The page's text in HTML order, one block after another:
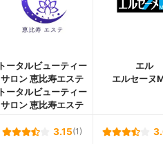
トータルビューティー
サロン 恵比寿エステ
トータルビューティー
サロン 恵比寿エステ
エル
エルセーヌ
3.15(1)